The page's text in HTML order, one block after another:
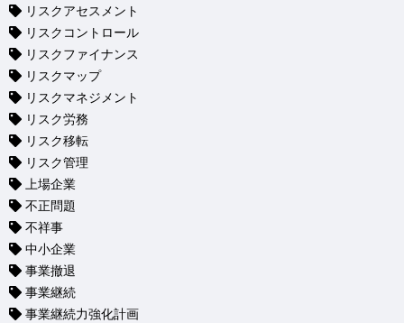
リスクアセスメント
リスクコントロール
リスクファイナンス
リスクマップ
リスクマネジメント
リスク労務
リスク移転
リスク管理
上場企業
不正問題
不祥事
中小企業
事業撤退
事業継続
事業継続力強化計画